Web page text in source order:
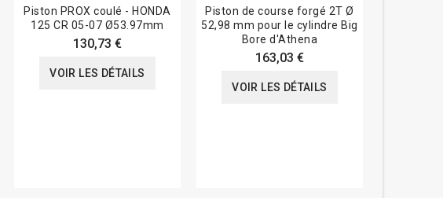
Piston PROX coulé - HONDA
125 CR 05-07 Ø53.97mm
130,73 €
VOIR LES DÉTAILS
Piston de course forgé 2T Ø
52,98 mm pour le cylindre Big
Bore d'Athena
163,03 €
VOIR LES DÉTAILS